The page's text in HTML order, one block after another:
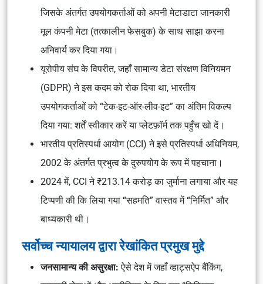
जिसके अंतर्गत उपयोगकर्ताओं को अपनी मेटाडाटा जानकारी
मूल कंपनी मेटा (तत्कालीन फेसबुक) के साथ साझा करना
अनिवार्य कर दिया गया।
यूरोपीय संघ के विपरीत, जहाँ सामान्य डेटा संरक्षण विनियमन
(GDPR) ने इस कदम को रोक दिया था, भारतीय
उपयोगकर्ताओं को “टेक-इट-ऑर-लीव-इट” का अंतिम विकल्प
दिया गया: शर्तें स्वीकार करें या प्लेटफ़ॉर्म तक पहुँच खो दें।
भारतीय प्रतिस्पर्धा आयोग (CCI) ने इसे प्रतिस्पर्धा अधिनियम,
2002 के अंतर्गत प्रभुत्व के दुरुपयोग के रूप में पहचाना।
2024 में, CCI ने ₹213.14 करोड़ का जुर्माना लगाया और यह
टिप्पणी की कि लिया गया “सहमति” वास्तव में “निर्मित” और
बाध्यकारी थी।
सर्वोच्च न्यायालय द्वारा रेखांकित प्रमुख मुद्दे
जनसामान्य की असुरक्षा: ऐसे देश में जहाँ व्हाट्सऐप बैंकिंग,